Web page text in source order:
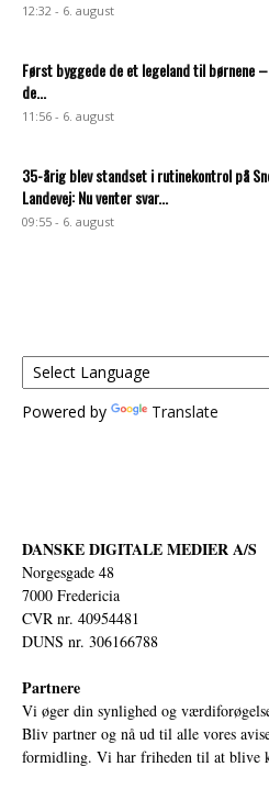
12:32 - 6. august
Først byggede de et legeland til børnene
de...
11:56 - 6. august
35-årig blev standset i rutinekontrol på
Landevej: Nu venter svar...
09:55 - 6. august
Powered by Translate
DANSKE DIGITALE MEDIER A/S
Norgesgade 48
7000 Fredericia
CVR nr. 40954481
DUNS nr. 306166788
Partnere
Vi øger din synlighed og
Bliv partner og nå ud til alle vores
formidling. Vi har friheden til at blive